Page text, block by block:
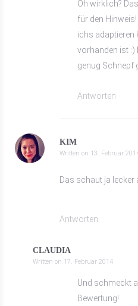
Oh wirklich?
für den
ichs adaptieren
vorhanden ist :)
genug Schnepf
Antworten
KIM
Written on 13. Februar
Das schaut ja lecker
Antworten
CLAUDIA
Written on 17. Februar 2014
Und schmeckt
Bewertung!